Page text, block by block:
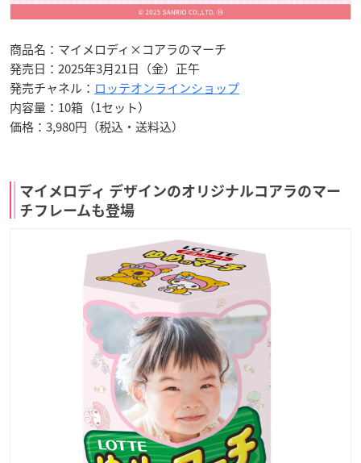
商品名：マイメロディ×コアラのマーチ
発売日：2025年3月21日（金）正午
発売チャネル： ロッテオンラインショップ
内容量：10箱（1セット）
価格：3,980円（税込・送料込）
マイメロディ デザインのオリジナルコアラのマー
チフレームも登場